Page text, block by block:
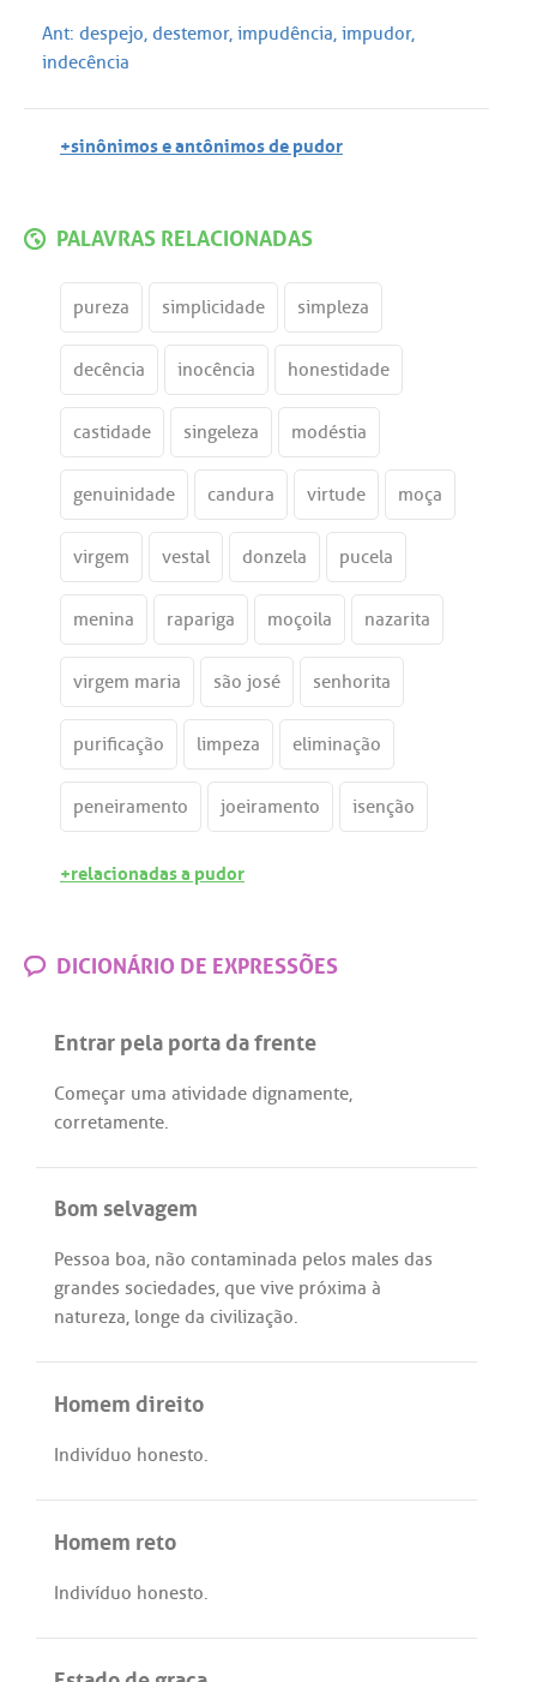
Ant: despejo, destemor, impudência, impudor,
indecência
+sinônimos e antônimos de pudor
PALAVRAS RELACIONADAS
pureza simplicidade simpleza
decência inocência honestidade
castidade singeleza modéstia
genuinidade candura virtude moça
virgem vestal donzela pucela
menina rapariga moçoila nazarita
virgem maria são josé senhorita
purificação limpeza eliminação
peneiramento joeiramento isenção
+relacionadas a pudor
DICIONÁRIO DE EXPRESSÕES
Entrar pela porta da frente
Começar uma atividade dignamente,
corretamente.
Bom selvagem
Pessoa boa, não contaminada pelos males das
grandes sociedades, que vive próxima à
natureza, longe da civilização.
Homem direito
Indivíduo honesto.
Homem reto
Indivíduo honesto.